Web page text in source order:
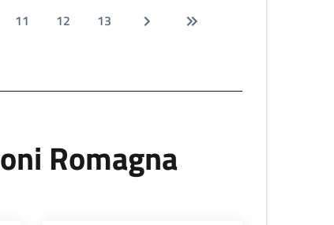
11 12 13
Romagna